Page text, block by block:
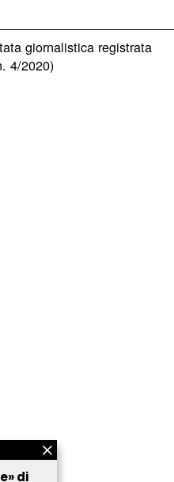
giornalistica registrata
4/2020)
di